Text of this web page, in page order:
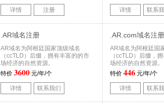
详情 注册 详情 联系
.AR域名注册
AR域名为阿根廷国家顶级域名
（ccTLD）后缀，拥有丰富的的市
场经济的自然资源。
特价 3600 元/年/个
详情 联系我们
.AR.com域名注册
AR域名为阿根廷国
（ccTLD）后缀，
场经济的自然资源。
特价 446 元/年/个
详情 联系